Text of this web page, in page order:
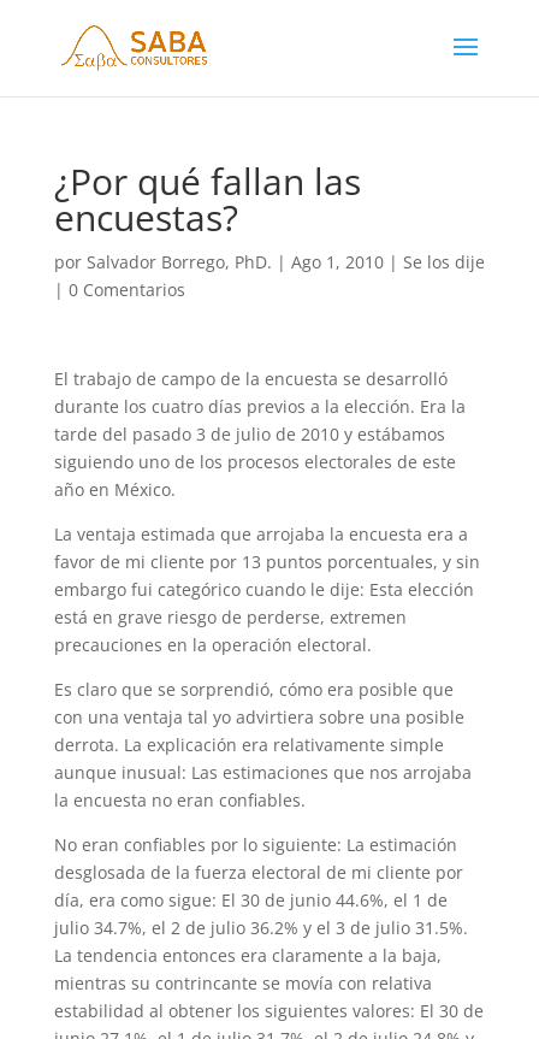
¿Por qué fallan las
encuestas?
por Salvador Borrego, PhD. | Ago 1, 2010| Se los dije
| 0 Comentarios
El trabajo de campo de la encuesta se desarrolló
durante los cuatro días previos a la elección. Era la
tarde del pasado 3 de julio de 2010 y estábamos
siguiendo uno de los procesos electorales de este
año en México.
La ventaja estimada que arrojaba la encuesta era a
favor de mi cliente por 13 puntos porcentuales, y sin
embargo fui categórico cuando le dije: Esta elección
está en grave riesgo de perderse, extremen
precauciones en la operación electoral.
Es claro que se sorprendió, cómo era posible que
con una ventaja tal yo advirtiera sobre una posible
derrota. La explicación era relativamente simple
aunque inusual: Las estimaciones que nos arrojaba
la encuesta no eran confiables.
No eran confiables por lo siguiente: La estimación
desglosada de la fuerza electoral de mi cliente por
día, era como sigue: El 30 de junio 44.6%, el 1 de
julio 34.7%, el 2 de julio 36.2% y el 3 de julio 31.5%.
La tendencia entonces era claramente a la baja,
mientras su contrincante se movía con relativa
estabilidad al obtener los siguientes valores: El 30 de